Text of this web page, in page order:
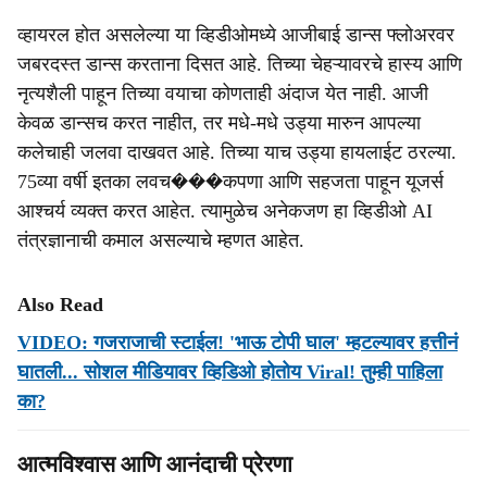
व्हायरल होत असलेल्या या व्हिडीओमध्ये आजीबाई डान्स फ्लोअरवर
जबरदस्त डान्स करताना दिसत आहे. तिच्या चेहऱ्यावरचे हास्य आणि
नृत्यशैली पाहून तिच्या वयाचा कोणताही अंदाज येत नाही. आजी
केवळ डान्सच करत नाहीत, तर मधे-मधे उड्या मारुन आपल्या
कलेचाही जलवा दाखवत आहे. तिच्या याच उड्या हायलाईट ठरल्या.
75व्या वर्षी इतका लवच���कपणा आणि सहजता पाहून यूजर्स
आश्चर्य व्यक्त करत आहेत. त्यामुळेच अनेकजण हा व्हिडीओ AI
तंत्रज्ञानाची कमाल असल्याचे म्हणत आहेत.
Also Read
VIDEO: गजराजाची स्टाईल! 'भाऊ टोपी घाल' म्हटल्यावर हत्तीनं
घातली... सोशल मीडियावर व्हिडिओ होतोय Viral! तुम्ही पाहिला
का?
आत्मविश्वास आणि आनंदाची प्रेरणा